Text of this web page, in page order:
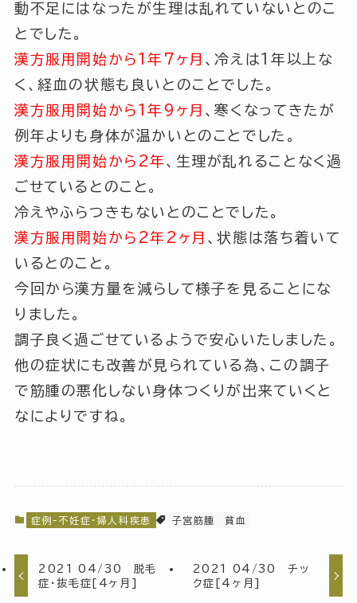
動不足にはなったが生理は乱れていないとのこ
とでした。
漢方服用開始から1年7ヶ月 、冷えは1年以上な
く、経血の状態も良いとのことでした。
漢方服用開始から1年9ヶ月 、寒くなってきたが
例年よりも身体が温かいとのことでした。
漢方服用開始から2年 、生理が乱れることなく過
ごせているとのこと。
冷えやふらつきもないとのことでした。
漢方服用開始から2年2ヶ月 、状態は落ち着いて
いるとのこと。
今回から漢方量を減らして様子を見ることにな
りました。
調子良く過ごせているようで安心いたしました。
他の症状にも改善が見られている為、この調子
で筋腫の悪化しない身体つくりが出来ていくと
なによりですね。
症例-不妊症・婦人科疾患 子宮筋腫 貧血
2021 04/30 脱毛
症・抜毛症[4ヶ月]
2021 04/30 チッ
ク症[4ヶ月]